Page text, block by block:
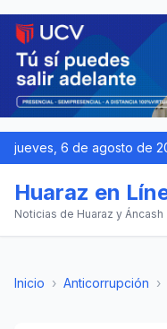
jueves, 6 de agosto de
Huaraz en
Noticias de Huaraz y Áncash
Inicio › Anticorrupción ›